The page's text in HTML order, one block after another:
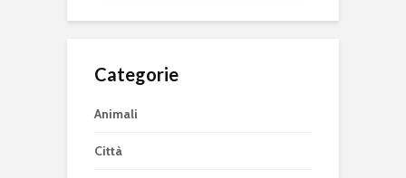
Categorie
Animali
Città